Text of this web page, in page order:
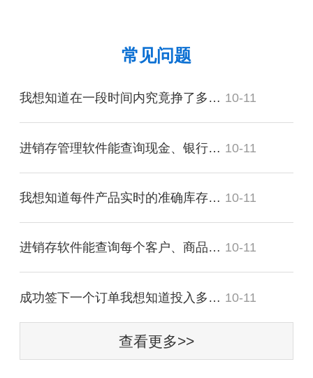
常见问题
我想知道在一段时间内究竟挣了多少？ 10-11
进销存管理软件能查询现金、银行存款的流动明细吗？ 10-11
我想知道每件产品实时的准确库存，可以吗？ 10-11
进销存软件能查询每个客户、商品带来多少毛利吗？ 10-11
成功签下一个订单我想知道投入多少费用？ 10-11
查看更多>>